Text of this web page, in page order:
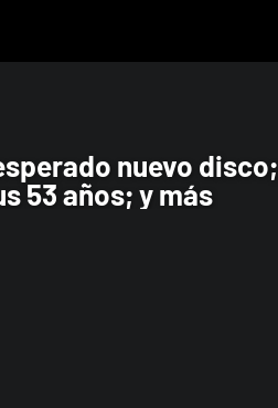
nuevo disco;
53 años; y más